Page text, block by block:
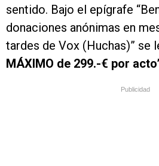
sentido. Bajo el epígrafe
donaciones anónimas en
tardes de Vox (Huchas)” se
MÁXIMO de 299.-€ por
Publicidad